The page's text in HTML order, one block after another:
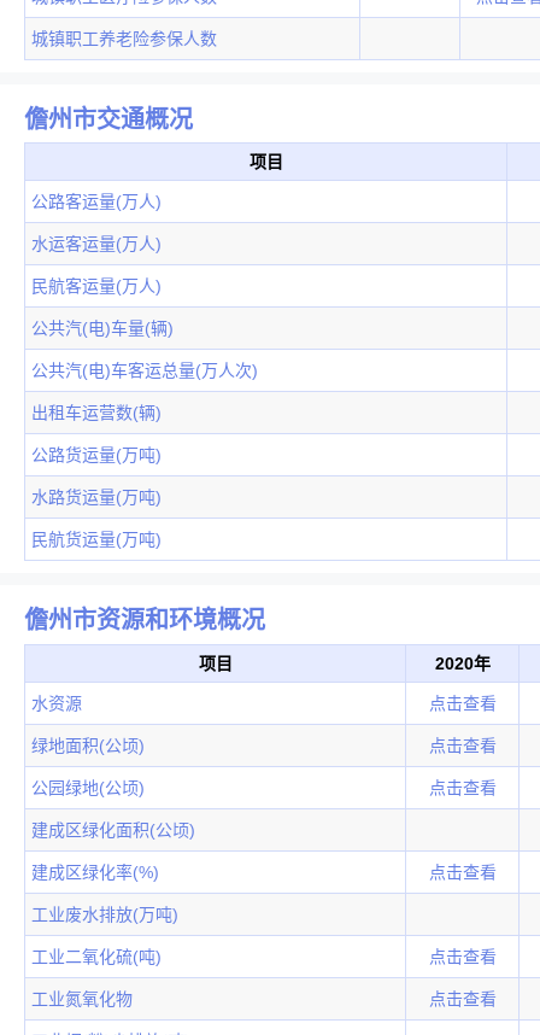
城镇职工养老险参保人数
儋州市交通概况
项目
公路客运量(万人)
水运客运量(万人)
民航客运量(万人)
公共汽(电)车量(辆)
公共汽(电)车客运总量(万人次)
出租车运营数(辆)
公路货运量(万吨)
水路货运量(万吨)
民航货运量(万吨)
儋州市资源和环境概况
项目 2020年
水资源 点击查看
绿地面积(公顷) 点击查看
公园绿地(公顷) 点击查看
建成区绿化面积(公顷)
建成区绿化率(%) 点击查看
工业废水排放(万吨)
工业二氧化硫(吨) 点击查看
工业氮氧化物 点击查看